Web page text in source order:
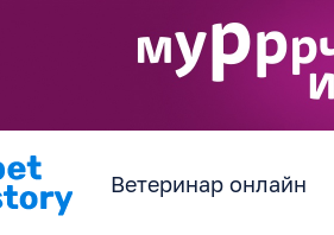
Ветеринар онлайн